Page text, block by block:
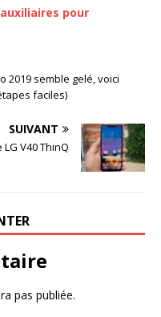
pour
2019 semble gelé, voici
faciles)
SUIVANT
V40 ThinQ
pas publiée.